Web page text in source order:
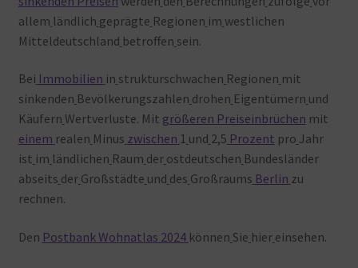
allem ländlich geprägte Regionen im westlichen
Mitteldeutschland betroffen sein.
Bei Immobilien in strukturschwachen Regionen mit
sinkenden Bevölkerungszahlen drohen Eigentümern und
Käufern Wertverluste. Mit größeren Preiseinbrüchen mit
einem realen Minus zwischen 1 und 2,5 Prozent pro Jahr
ist im ländlichen Raum der ostdeutschen Bundesländer
abseits der Großstädte und des Großraums Berlin zu
rechnen.
Den Postbank Wohnatlas 2024 können Sie hier einsehen.